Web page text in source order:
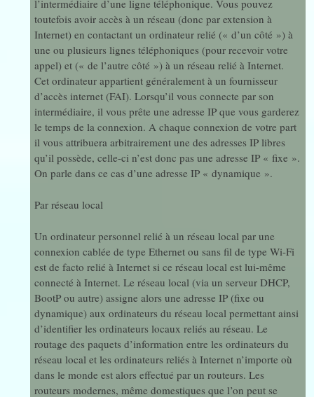
l’intermédiaire d’une ligne téléphonique. Vous pouvez
toutefois avoir accès à un réseau (donc par extension à
Internet) en contactant un ordinateur relié (« d’un côté ») à
une ou plusieurs lignes téléphoniques (pour recevoir votre
appel) et (« de l’autre côté ») à un réseau relié à Internet.
Cet ordinateur appartient généralement à un fournisseur
d’accès internet (FAI). Lorsqu’il vous connecte par son
intermédiaire, il vous prête une adresse IP que vous garderez
le temps de la connexion. A chaque connexion de votre part
il vous attribuera arbitrairement une des adresses IP libres
qu’il possède, celle-ci n’est donc pas une adresse IP « fixe ».
On parle dans ce cas d’une adresse IP « dynamique ».
Par réseau local
Un ordinateur personnel relié à un réseau local par une
connexion cablée de type Ethernet ou sans fil de type Wi-Fi
est de facto relié à Internet si ce réseau local est lui-même
connecté à Internet. Le réseau local (via un serveur DHCP,
BootP ou autre) assigne alors une adresse IP (fixe ou
dynamique) aux ordinateurs du réseau local permettant ainsi
d’identifier les ordinateurs locaux reliés au réseau. Le
routage des paquets d’information entre les ordinateurs du
réseau local et les ordinateurs reliés à Internet n’importe où
dans le monde est alors effectué par un routeurs. Les
routeurs modernes, même domestiques que l’on peut se